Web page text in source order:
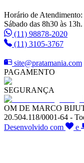
Horário de Atendimento:
Sábado das 8h30 às 13h.
(11) 98878-2020
(11) 3105-3767
site@pratamania.com
PAGAMENTO
SEGURANÇA
OM DE MARCO
20.504.118/0001-64 -
Desenvolvido com
e